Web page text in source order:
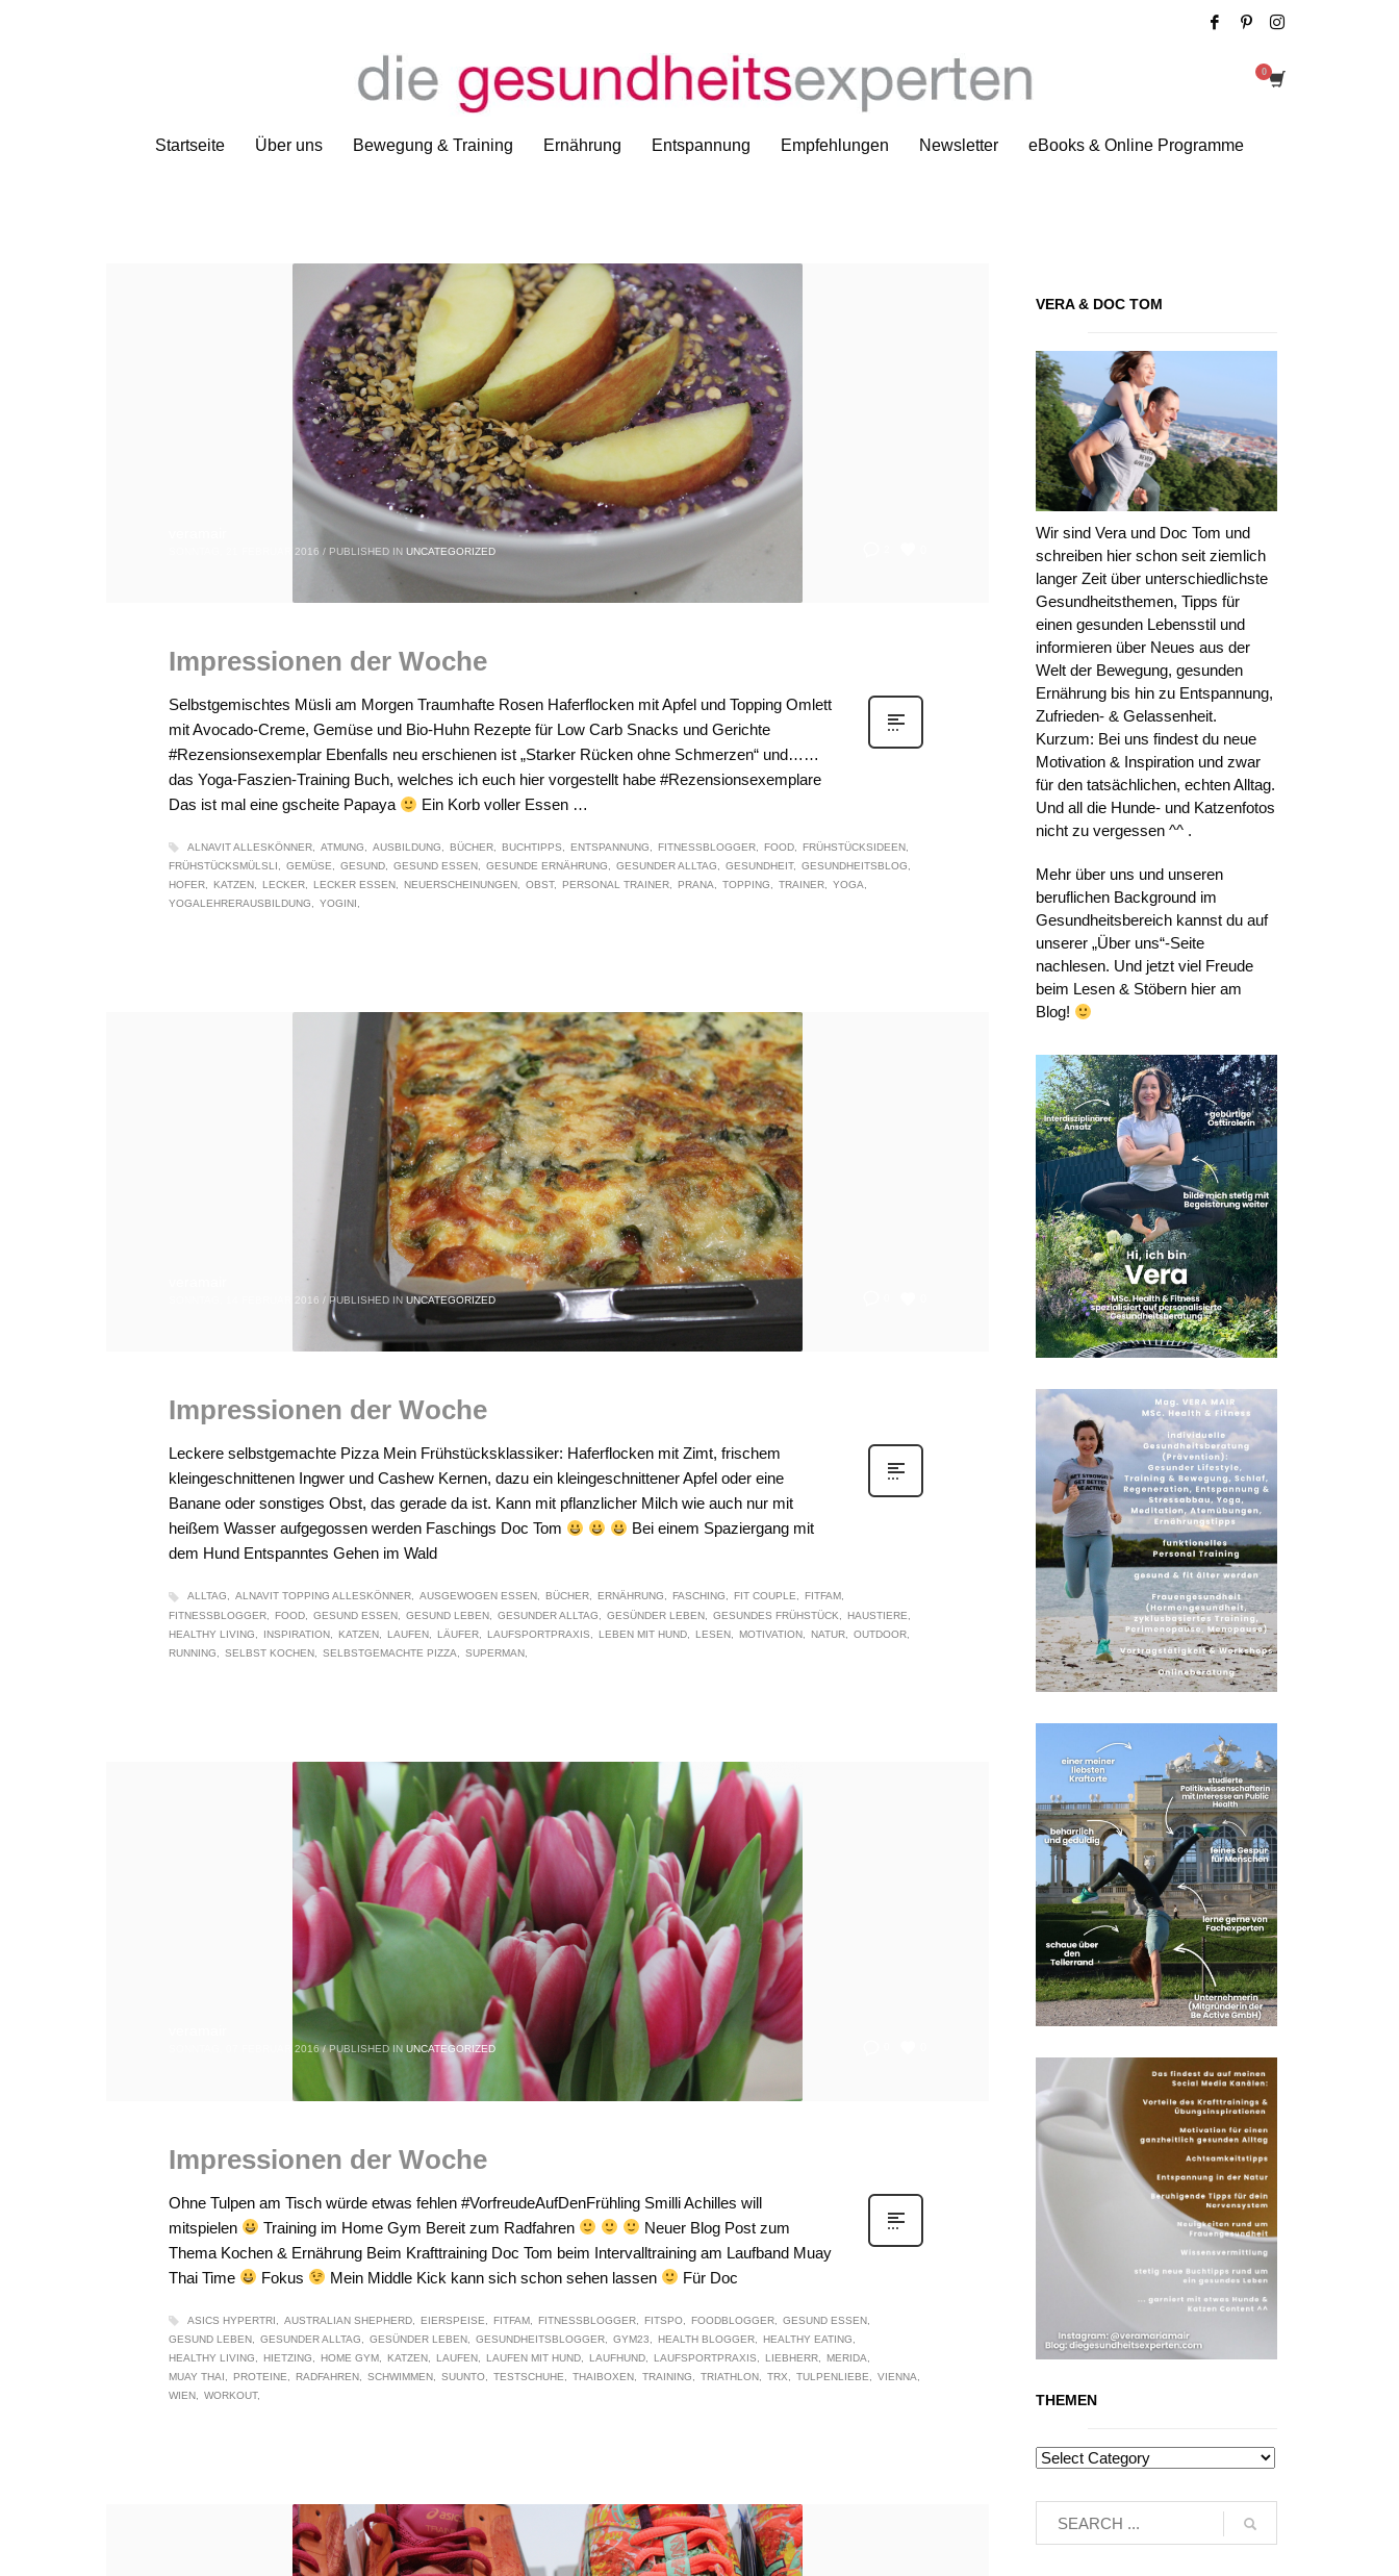
Startseite Über uns Bewegung & Training Ernährung Entspannung Empfehlungen Newsletter eBooks & Online Programme
Tag: Fitnessblogger
SONNTAG, 21 FEBRUAR 2016 / PUBLISHED IN UNCATEGORIZED
Impressionen der Woche
Selbstgemischtes Müsli am Morgen Traumhafte Rosen Haferflocken mit Apfel und Topping Omlett
mit Avocado-Creme, Gemüse und Bio-Huhn Rezepte für Low Carb Snacks und Gerichte
#Rezensionsexemplar Ebenfalls neu erschienen ist „Starker Rücken ohne Schmerzen“ und……
das Yoga-Faszien-Training Buch, welches ich euch hier vorgestellt habe #Rezensionsexemplare
Das ist mal eine gscheite Papaya
Ein Korb voller Essen …
ALNAVIT ALLESKÖNNER ATMUNG AUSBILDUNG BÜCHER BUCHTIPPS ENTSPANNUNG FITNESSBLOGGER FOOD
FRÜHSTÜCKSIDEEN
FRÜHSTÜCKSMÜLSLI
GEMÜSE GESUND GESUND ESSEN GESUNDE ERNÄHRUNG GESUNDER ALLTAG GESUNDHEIT
GESUNDHEITSBLOG
HOFER
KATZEN LECKER LECKER ESSEN NEUERSCHEINUNGEN OBST PERSONAL TRAINER PRANA TOPPING TRAINER
YOGA
YOGALEHRERAUSBILDUNG
YOGINI
SONNTAG, 14 FEBRUAR 2016 / PUBLISHED IN UNCATEGORIZED
Impressionen der Woche
Leckere selbstgemachte Pizza Mein Frühstücksklassiker: Haferflocken mit Zimt, frischem
kleingeschnittenen Ingwer und Cashew Kernen, dazu ein kleingeschnittener Apfel oder eine
Banane oder sonstiges Obst, das gerade da ist. Kann mit pflanzlicher Milch wie auch nur mit
heißem Wasser aufgegossen werden Faschings Doc Tom
Bei einem Spaziergang mit
dem Hund Entspanntes Gehen im Wald
ALLTAG ALNAVIT TOPPING ALLESKÖNNER AUSGEWOGEN ESSEN BÜCHER ERNÄHRUNG FASCHING FIT COUPLE
FITFAM
FITNESSBLOGGER
FOOD GESUND ESSEN GESUND LEBEN GESUNDER ALLTAG GESÜNDER LEBEN GESUNDES FRÜHSTÜCK
HAUSTIERE
HEALTHY LIVING
INSPIRATION KATZEN LAUFEN LÄUFER LAUFSPORTPRAXIS LEBEN MIT HUND LESEN MOTIVATION NATUR
OUTDOOR
RUNNING
SELBST KOCHEN SELBSTGEMACHTE PIZZA SUPERMAN
SONNTAG, 07 FEBRUAR 2016 / PUBLISHED IN UNCATEGORIZED
Impressionen der Woche
Ohne Tulpen am Tisch würde etwas fehlen #VorfreudeAufDenFrühling Smilli Achilles will
mitspielen
Training im Home Gym Bereit zum Radfahren
Neuer Blog Post zum
Thema Kochen & Ernährung Beim Krafttraining Doc Tom beim Intervalltraining am Laufband Muay
Thai Time
Fokus Mein Middle Kick kann sich schon sehen lassen Für Doc
ASICS HYPERTRI AUSTRALIAN SHEPHERD EIERSPEISE FITFAM FITNESSBLOGGER FITSPO FOODBLOGGER
GESUND ESSEN
GESUND LEBEN
GESUNDER ALLTAG GESÜNDER LEBEN GESUNDHEITSBLOGGER GYM23 HEALTH BLOGGER
HEALTHY EATING
HEALTHY LIVING
HIETZING HOME GYM KATZEN LAUFEN LAUFEN MIT HUND LAUFHUND LAUFSPORTPRAXIS LIEBHERR
MERIDA
MUAY THAI
PROTEINE RADFAHREN SCHWIMMEN SUUNTO TESTSCHUHE THAIBOXEN TRAINING TRIATHLON TRX TULPENLIEBE
VIENNA
WIEN
WORKOUT
VERA & DOC TOM
Wir sind Vera und Doc Tom und
schreiben hier schon seit ziemlich
langer Zeit über unterschiedlichste
Gesundheitsthemen, Tipps für
einen gesunden Lebensstil und
informieren über Neues aus der
Welt der Bewegung, gesunden
Ernährung bis hin zu Entspannung,
Zufrieden- & Gelassenheit.
Kurzum: Bei uns findest du neue
Motivation & Inspiration und zwar
für den tatsächlichen, echten Alltag.
Und all die Hunde- und Katzenfotos
nicht zu vergessen ^^ .
Mehr über uns und unseren
beruflichen Background im
Gesundheitsbereich kannst du auf
unserer „Über uns“-Seite
nachlesen. Und jetzt viel Freude
beim Lesen & Stöbern hier am
Blog!
THEMEN